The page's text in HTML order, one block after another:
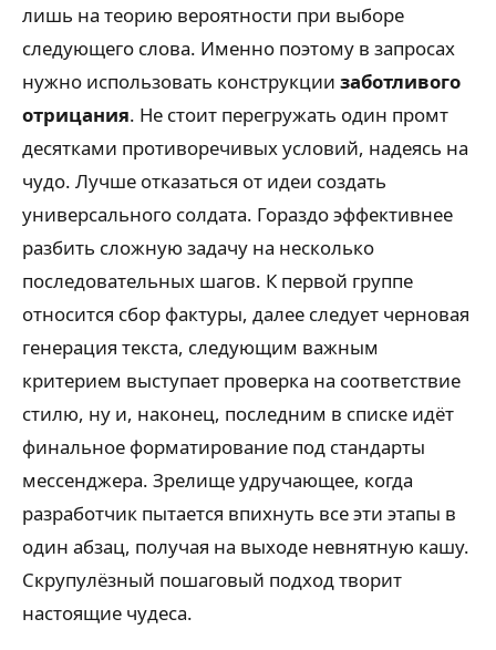
лишь на теорию вероятности при выборе
следующего слова. Именно поэтому в запросах
нужно использовать конструкции заботливого
отрицания. Не стоит перегружать один промт
десятками противоречивых условий, надеясь на
чудо. Лучше отказаться от идеи создать
универсального солдата. Гораздо эффективнее
разбить сложную задачу на несколько
последовательных шагов. К первой группе
относится сбор фактуры, далее следует черновая
генерация текста, следующим важным
критерием выступает проверка на соответствие
стилю, ну и, наконец, последним в списке идёт
финальное форматирование под стандарты
мессенджера. Зрелище удручающее, когда
разработчик пытается впихнуть все эти этапы в
один абзац, получая на выходе невнятную кашу.
Скрупулёзный пошаговый подход творит
настоящие чудеса.